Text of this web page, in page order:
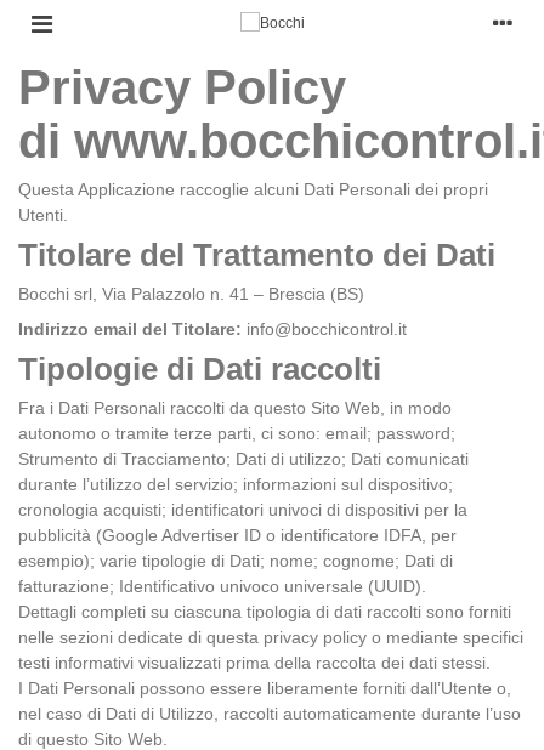
Privacy Policy
di
Questa Applicazione raccoglie alcuni Dati Personali dei propri
Utenti.
Titolare del Trattamento dei Dati
Bocchi srl , Via Palazzolo n. 41 – Brescia (BS)
Indirizzo email del Titolare: info@bocchicontrol.it
Tipologie di Dati raccolti
Fra i Dati Personali raccolti da questo Sito Web, in modo
autonomo o tramite terze parti, ci sono: email; password;
Strumento di Tracciamento; Dati di utilizzo; Dati comunicati
durante l’utilizzo del servizio; informazioni sul dispositivo;
cronologia acquisti; identificatori univoci di dispositivi per la
pubblicità (Google Advertiser ID o identificatore IDFA, per
esempio); varie tipologie di Dati; nome; cognome; Dati di
fatturazione; Identificativo univoco universale (UUID).
Dettagli completi su ciascuna tipologia di dati raccolti sono forniti
nelle sezioni dedicate di questa privacy policy o mediante specifici
testi informativi visualizzati prima della raccolta dei dati stessi.
I Dati Personali possono essere liberamente forniti dall’Utente o,
nel caso di Dati di Utilizzo, raccolti automaticamente durante l’uso
di questo Sito Web.